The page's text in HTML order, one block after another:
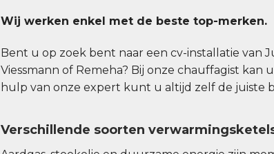
Wij werken enkel met de beste top-merken.
Bent u op zoek bent naar een cv-installatie van
Viessmann of Remeha? Bij onze chauffagist kan
hulp van onze expert kunt u altijd zelf de juiste
Verschillende soorten